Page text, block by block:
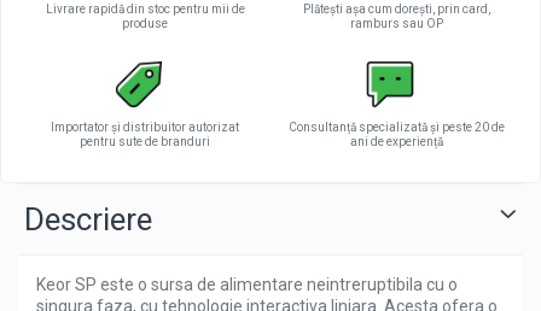
Statii de incarcare vehicule electrice
Statii de incarcare
Cabluri de incarcare vehicule
electrice
Accesorii
Acumulatori VRLA AGM/GEL /
Livrare rapidă din stoc pentru mii de
produse
Plătești așa cum dorești, prin card,
ramburs sau OP
Importator și distribuitor autorizat
pentru sute de branduri
Consultanță specializată și peste 20 de
ani de experiență
Descriere
Keor SP este o sursa de alimentare neintreruptibila cu o
singura faza, cu tehnologie interactiva liniara. Acesta ofera o